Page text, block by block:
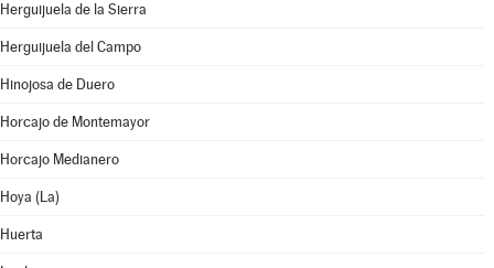
Herguijuela de la Sierra
Herguijuela del Campo
Hinojosa de Duero
Horcajo de Montemayor
Horcajo Medianero
Hoya (La)
Huerta